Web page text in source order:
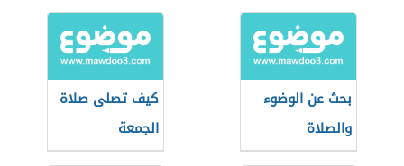
بحث عن الوضوء
والصلاة
كيف تصلى صلاة
الجمعة